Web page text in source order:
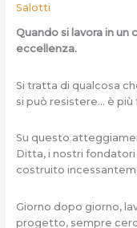
Salotti
Quando si lavora in
eccellenza.
Si tratta di qualcosa
si può resistere… è
Su questo
Ditta, i nostri
costruito
Giorno dopo giorno,
progetto, sempre